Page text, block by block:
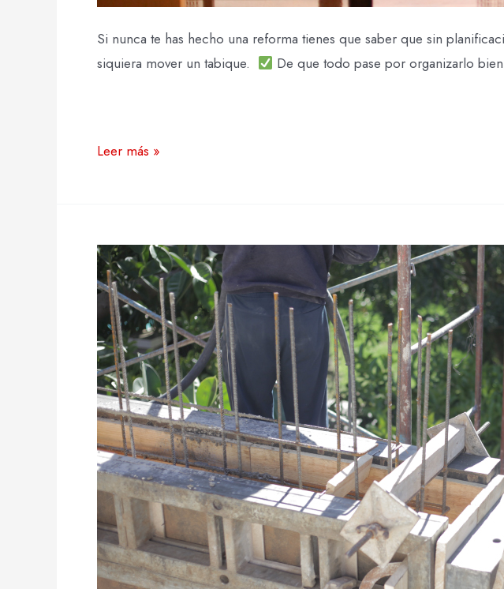
Si nunca te has hecho una reforma tienes que saber que sin
siquiera mover un tabique.⁣ ⁣
De que todo pase por organizarlo
Leer más »